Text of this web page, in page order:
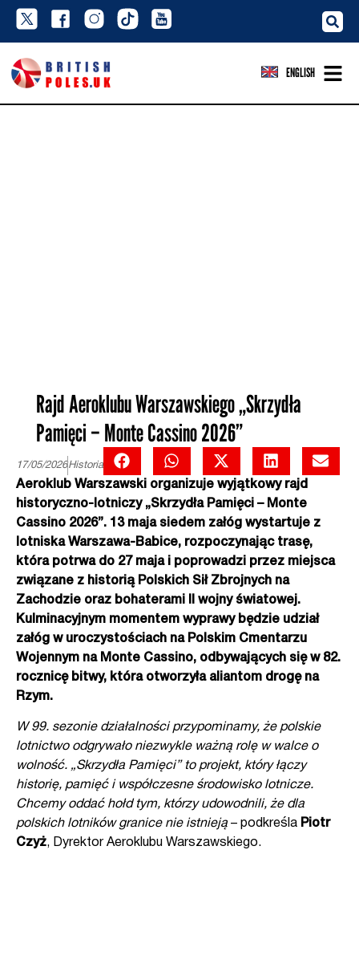
ENGLISH
Rajd Aeroklubu Warszawskiego „Skrzydła
Pamięci – Monte Cassino 2026”
17/05/2026Historia
Aeroklub Warszawski organizuje wyjątkowy rajd
historyczno-lotniczy „Skrzydła Pamięci – Monte
Cassino 2026”. 13 maja siedem załóg wystartuje z
lotniska Warszawa- Babice, rozpoczynając trasę,
która potrwa do 27 maja i poprowadzi przez miejsca
związane z historią Polskich Sił Zbrojnych na
Zachodzie oraz bohaterami II wojny światowej.
Kulminacyjnym momentem wyprawy będzie udział
załóg w uroczystościach na Polskim Cmentarzu
Wojennym na Monte Cassino, odbywających się w 82.
rocznicę bitwy, która otworzyła aliantom drogę na
Rzym.
W 99. sezonie działalności przypominamy, że polskie
lotnictwo odgrywało niezwykle ważną rolę w walce o
wolność. „Skrzydła Pamięci” to projekt, który łączy
historię, pamięć i współczesne środowisko lotnicze.
Chcemy oddać hołd tym, którzy udowodnili, że dla
polskich lotników granice nie istnieją – podkreśla Piotr
Czyż, Dyrektor Aeroklubu Warszawskiego.